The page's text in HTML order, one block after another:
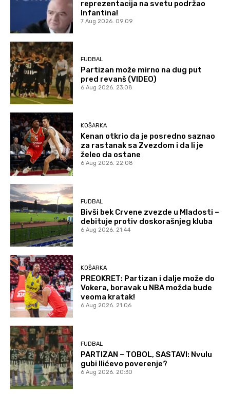
reprezentacija na svetu podržao
Infantina!
7 Aug 2026. 09:09
FUDBAL
Partizan može mirno na dug put
pred revanš (VIDEO)
6 Aug 2026. 23:08
KOŠARKA
Kenan otkrio da je posredno saznao
za rastanak sa Zvezdom i da li je
želeo da ostane
6 Aug 2026. 22:08
FUDBAL
Bivši bek Crvene zvezde u Mladosti –
debituje protiv doskorašnjeg kluba
6 Aug 2026. 21:44
KOŠARKA
PREOKRET: Partizan i dalje može do
Vokera, boravak u NBA možda bude
veoma kratak!
6 Aug 2026. 21:06
FUDBAL
PARTIZAN – TOBOL, SASTAVI: Nvulu
gubi Ilićevo poverenje?
6 Aug 2026. 20:30